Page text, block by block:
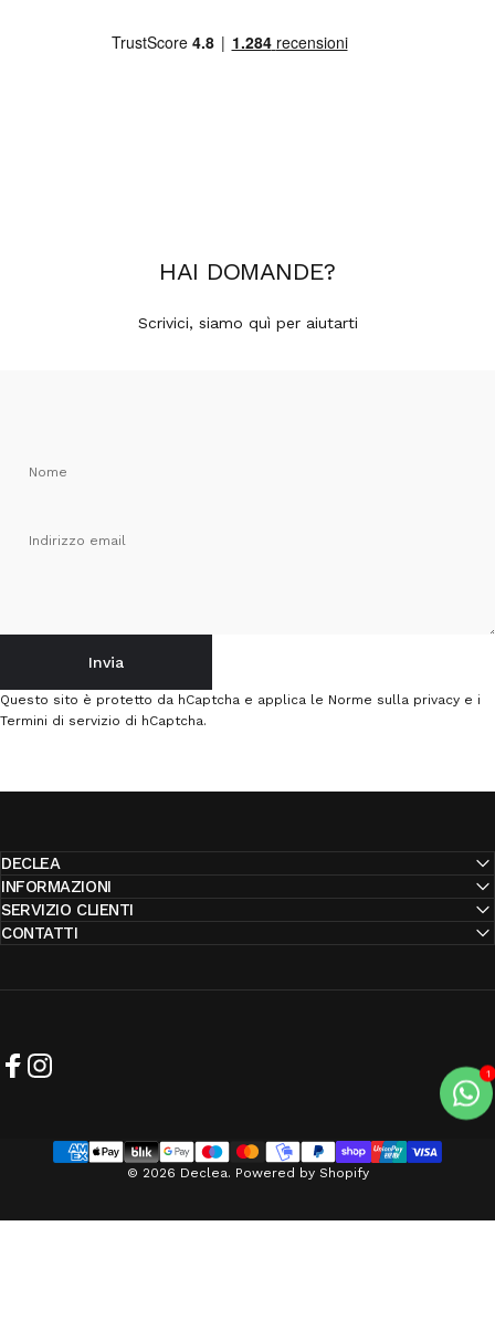
HAI DOMANDE?
Scrivici, siamo quì per aiutarti
Nome
Indirizzo email
MessaggioInvia
Questo sito è protetto da hCaptcha e applica le Norme sulla privacy e i
Termini di servizio di hCaptcha.
DECLEA
INFORMAZIONI
SERVIZIO CLIENTI
CONTATTI
© 2026 Declea. Powered by Shopify